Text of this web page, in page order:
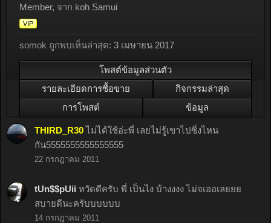
Member, จาก koh Samui
VIP
somok ถูกพบเห็นล่าสุด: 3 เมษายน 2017
โพสต์ข้อมูลส่วนตัว
รายละเอียดการซื้อขาย
กิจกรรมล่าสุด
การโพสต์
ข้อมูล
THIRD_R30 ไม่ได้ใช้อ่ะพี่ เลยไม่รู้เขาไปซิ่งไหน
กัน5555555555555555
22 กรกฎาคม 2011
tUn$$pUii หวัดดีครับ พี่ เป็นไง บ้างงงง ไม่จเออเลยยย
สบายดีนะครับบบบบบ
14 กรกฎาคม 2011